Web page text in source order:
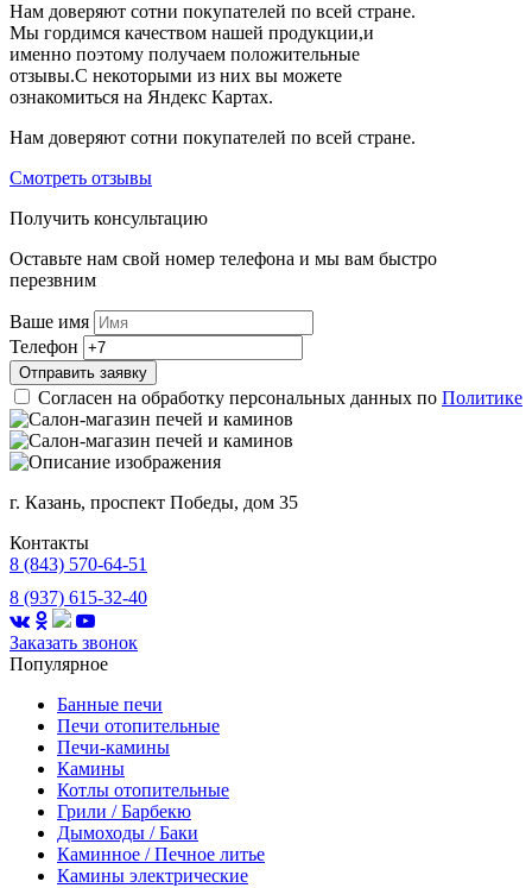
Нам доверяют сотни покупателей по всей стране.
Мы гордимся качеством нашей продукции,и
именно поэтому получаем положительные
отзывы.С некоторыми из них вы можете
ознакомиться на Яндекс Картах.
Нам доверяют сотни покупателей по всей стране.
Смотреть отзывы
Получить консультацию
Оставьте нам свой номер телефона и мы вам быстро
перезвним
Ваше имя
Телефон
Отправить заявку
Согласен на обработку персональных данных по Политике
г. Казань, проспект Победы, дом 35
Контакты
8 (843) 570-64-51
8 (937) 615-32-40
Заказать звонок
Популярное
Банные печи
Печи отопительные
Печи-камины
Камины
Котлы отопительные
Грили / Барбекю
Дымоходы / Баки
Каминное / Печное литье
Камины электрические